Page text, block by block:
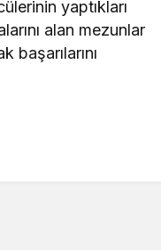
yaptıkları
alan mezunlar
başarılarını